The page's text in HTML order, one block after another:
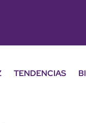
TENDENCIAS